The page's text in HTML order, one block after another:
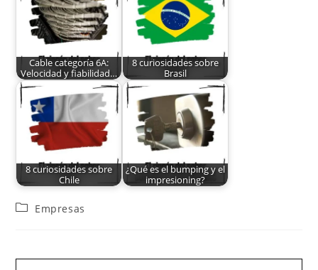
Cable categoría 6A:
Velocidad y fiabilidad…
8 curiosidades sobre
Brasil
8 curiosidades sobre
Chile
¿Qué es el bumping y el
impresioning?
Empresas